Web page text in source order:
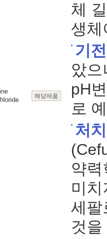
해당제품
체
생체
기전
았으
pH
로
처치
약
미
세팔
것